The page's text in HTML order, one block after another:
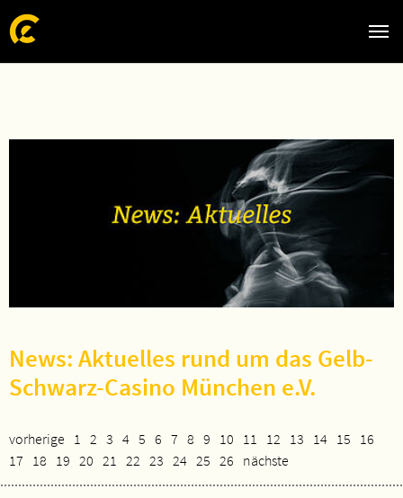
Zum Hauptinhalt springen
Skip to page footer
News: Aktuelles rund um das Gelb-
Schwarz-Casino München e.V.
vorherige 1 2 3 4 5 6 7 8 9 10 11 12 13 14 15
16
17
18 19 20 21 22 23 24 25 26 nächste